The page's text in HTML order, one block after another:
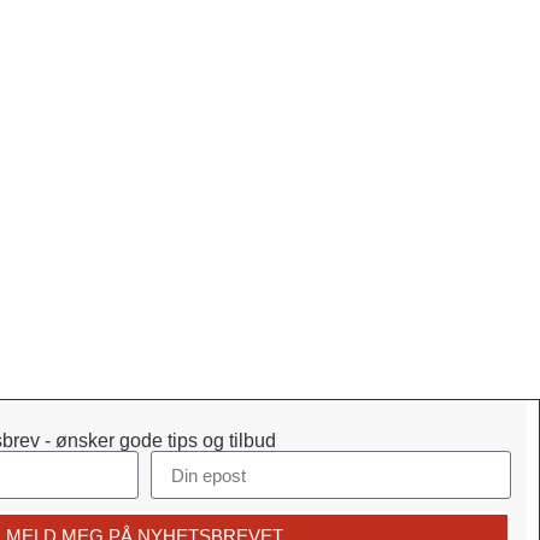
- ønsker gode tips og tilbud
MELD MEG PÅ NYHETSBREVET